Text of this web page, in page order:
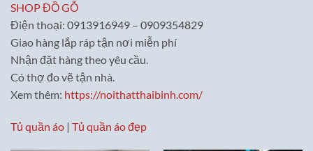
SHOP ĐỒ GỖ
Điện thoại: 0913916949 – 0909354829
Giao hàng lắp ráp tận nơi miễn phí
Nhận đặt hàng theo yêu cầu.
Có thợ đo vẽ tận nhà.
Xem thêm: https://noithatthaibinh.com/
Tủ quần áo | Tủ quần áo đẹp